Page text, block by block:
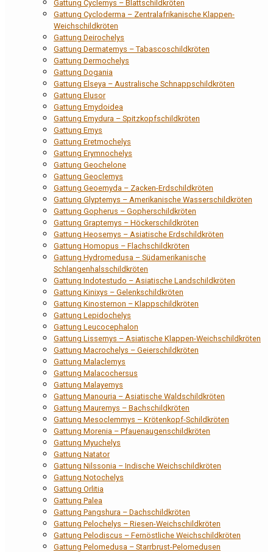
Gattung Cyclemys – Blattschildkröten
Gattung Cycloderma – Zentralafrikanische Klappen-
Weichschildkröten
Gattung Deirochelys
Gattung Dermatemys – Tabascoschildkröten
Gattung Dermochelys
Gattung Dogania
Gattung Elseya – Australische Schnappschildkröten
Gattung Elusor
Gattung Emydoidea
Gattung Emydura – Spitzkopfschildkröten
Gattung Emys
Gattung Eretmochelys
Gattung Erymnochelys
Gattung Geochelone
Gattung Geoclemys
Gattung Geoemyda – Zacken-Erdschildkröten
Gattung Glyptemys – Amerikanische Wasserschildkröten
Gattung Gopherus – Gopherschildkröten
Gattung Graptemys – Höckerschildkröten
Gattung Heosemys – Asiatische Erdschildkröten
Gattung Homopus – Flachschildkröten
Gattung Hydromedusa – Südamerikanische
Schlangenhalsschildkröten
Gattung Indotestudo – Asiatische Landschildkröten
Gattung Kinixys – Gelenkschildkröten
Gattung Kinosternon – Klappschildkröten
Gattung Lepidochelys
Gattung Leucocephalon
Gattung Lissemys – Asiatische Klappen-Weichschildkröten
Gattung Macrochelys – Geierschildkröten
Gattung Malaclemys
Gattung Malacochersus
Gattung Malayemys
Gattung Manouria – Asiatische Waldschildkröten
Gattung Mauremys – Bachschildkröten
Gattung Mesoclemmys – Krötenkopf-Schildkröten
Gattung Morenia – Pfauenaugenschildkröten
Gattung Myuchelys
Gattung Natator
Gattung Nilssonia – Indische Weichschildkröten
Gattung Notochelys
Gattung Orlitia
Gattung Palea
Gattung Pangshura – Dachschildkröten
Gattung Pelochelys – Riesen-Weichschildkröten
Gattung Pelodiscus – Fernöstliche Weichschildkröten
Gattung Pelomedusa – Starrbrust-Pelomedusen